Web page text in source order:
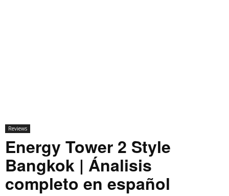
Reviews
Energy Tower 2 Style
Bangkok | Ánalisis
completo en español